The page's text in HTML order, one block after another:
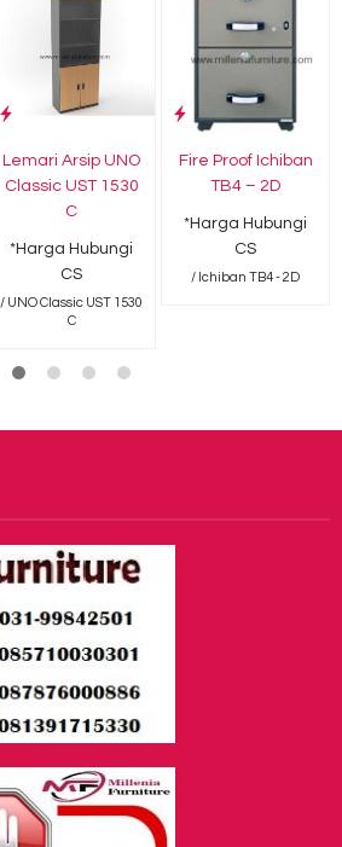
Lemari Arsip UNO
Classic UST 1530
C
*Harga Hubungi
CS
/ UNO Classic UST 1530
C
Fire Proof Ichiban
TB4 – 2D
*Harga Hubungi
CS
/ Ichiban TB4 - 2D